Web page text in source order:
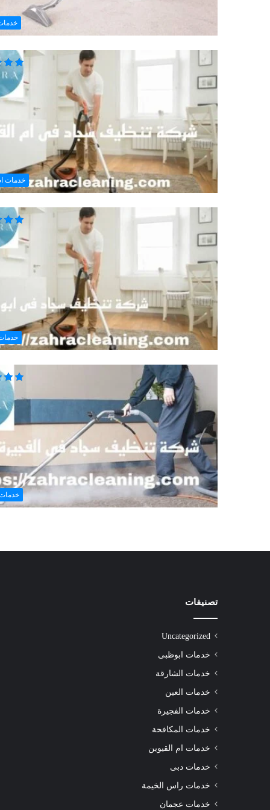
خدمات
تصنيفات
Uncategorized
خدمات ابوظبى
خدمات الشارقة
خدمات العين
خدمات الفجيرة
خدمات المكافحة
خدمات ام القيوين
خدمات دبى
خدمات راس الخيمة
خدمات عجمان
راس
الخيمة
للايجار
للايجار